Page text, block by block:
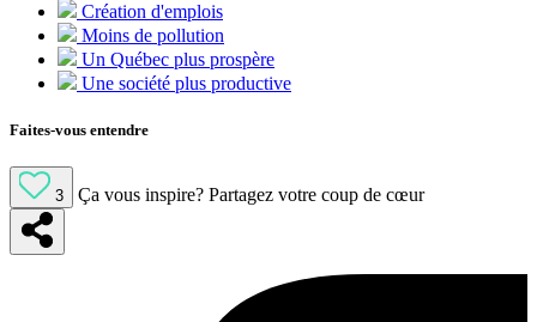
Création d'emplois
Moins de pollution
Un Québec plus prospère
Une société plus productive
Faites-vous entendre
3 Ça vous inspire? Partagez votre coup de cœur